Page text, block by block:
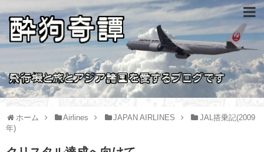
ホーム Airlines JAPAN AIRLINES
JAL搭乗記(2009
年)